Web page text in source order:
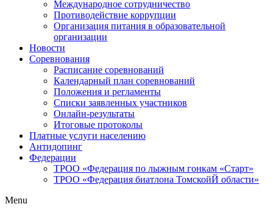
Международное сотрудничество
Противодействие коррупции
Организация питания в образовательной
организации
Новости
Соревнования
Расписание соревнований
Календарный план соревнований
Положения и регламенты
Списки заявленных участников
Онлайн-результаты
Итоговые протоколы
Платные услуги населению
Антидопинг
Федерации
ТРОО «Федерация по лыжным гонкам «Старт»
ТРОО «Федерация биатлона ТомскойЙ области»
Menu